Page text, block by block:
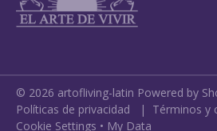
© 2026 artofliving-latin Powered by
Políticas de privacidad | Términos y
Cookie Settings • My Data